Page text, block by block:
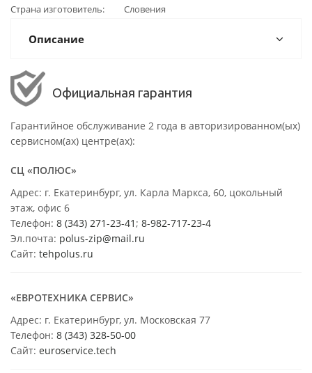
Страна изготовитель Словения
Описание
Официальная гарантия
Гарантийное обслуживание 2 года в авторизированном(ых)
сервисном(ах) центре(ах):
СЦ «ПОЛЮС»
Адрес: г. Екатеринбург, ул. Карла Маркса, 60, цокольный
этаж, офис 6
Телефон: 8 (343) 271-23-41 ; 8-982-717-23-4
Эл.почта: polus-zip@mail.ru
Сайт: tehpolus.ru
«ЕВРОТЕХНИКА СЕРВИС»
Адрес: г. Екатеринбург, ул. Московская 77
Телефон: 8 (343) 328-50-00
Сайт: euroservice.tech